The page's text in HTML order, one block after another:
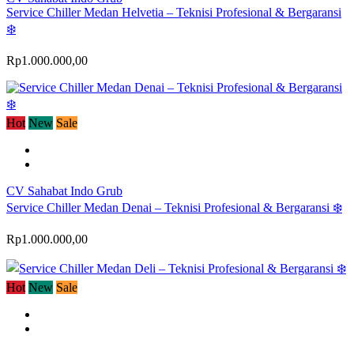
Service Chiller Medan Helvetia – Teknisi Profesional & Bergaransi
❄️
Rp1.000.000,00
Hot New Sale
CV Sahabat Indo Grub
Service Chiller Medan Denai – Teknisi Profesional & Bergaransi ❄️
Rp1.000.000,00
Hot New Sale